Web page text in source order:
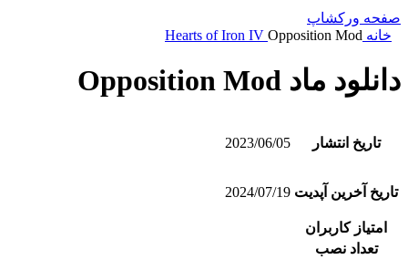
صفحه ورکشاپ
خانه
Hearts of Iron IV Opposition Mod
دانلود ماد Opposition Mod
تاریخ انتشار 2023/06/05
تاریخ آخرین آپدیت 2024/07/19
امتیاز کاربران
تعداد نصب